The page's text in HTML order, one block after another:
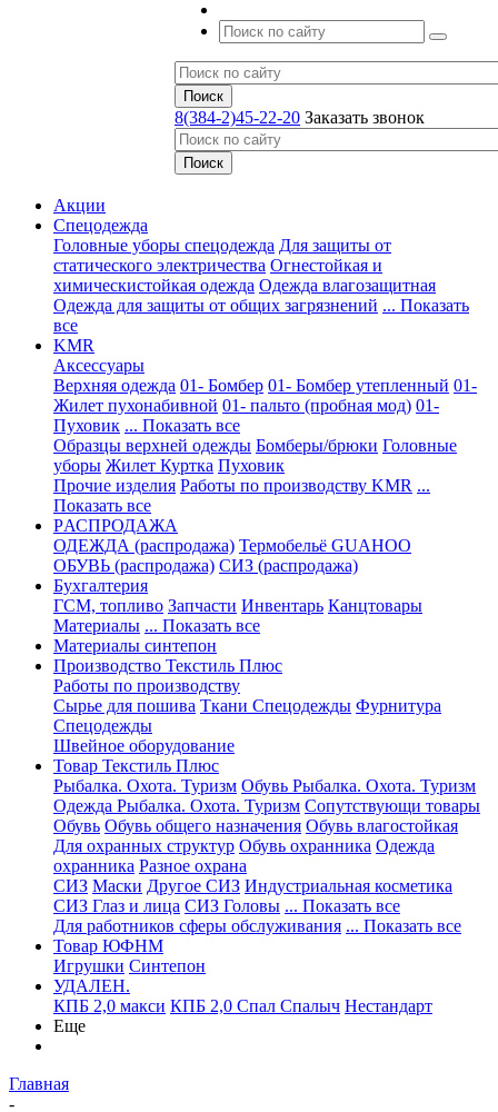
8(384-2)45-22-20 Заказать звонок
Акции
Спецодежда
Головные уборы спецодежда Для защиты от
статического электричества Огнестойкая и
химическистойкая одежда Одежда влагозащитная
Одежда для защиты от общих загрязнений ... Показать
все
KMR
Аксессуары
Верхняя одежда 01- Бомбер 01- Бомбер утепленный 01-
Жилет пухонабивной 01- пальто (пробная мод) 01-
Пуховик ... Показать все
Образцы верхней одежды Бомберы/брюки Головные
уборы Жилет Куртка Пуховик
Прочие изделия Работы по производству KMR ...
Показать все
PАСПРОДАЖА
ОДЕЖДА (распродажа) Термобельё GUAHOO
ОБУВЬ (распродажа) СИЗ (распродажа)
Бухгалтерия
ГСМ, топливо Запчасти Инвентарь Канцтовары
Материалы ... Показать все
Материалы синтепон
Производство Текстиль Плюс
Работы по производству
Сырье для пошива Ткани Спецодежды Фурнитура
Спецодежды
Швейное оборудование
Товар Текстиль Плюс
Рыбалка. Охота. Туризм Обувь Рыбалка. Охота. Туризм
Одежда Рыбалка. Охота. Туризм Сопутствующи товары
Обувь Обувь общего назначения Обувь влагостойкая
Для охранных структур Обувь охранника Одежда
охранника Разное охрана
СИЗ Маски Другое СИЗ Индустриальная косметика
СИЗ Глаз и лица СИЗ Головы ... Показать все
Для работников сферы обслуживания ... Показать все
Товар ЮФНМ
Игрушки Синтепон
УДАЛЕН.
КПБ 2,0 макси КПБ 2,0 Спал Спалыч Нестандарт
Еще
Главная
-